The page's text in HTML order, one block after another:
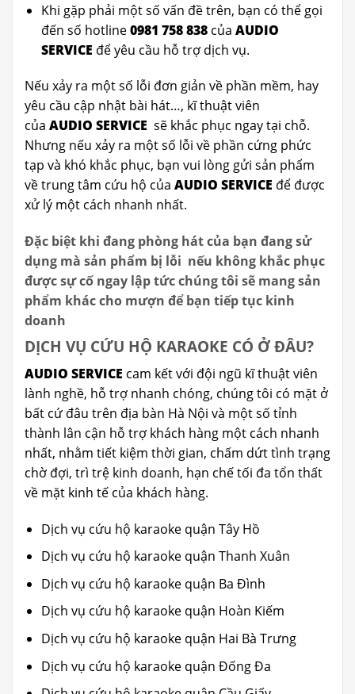
Khi gặp phải một số vấn đề trên, bạn có thể gọi
đến số hotline0981 758 838của AUDIO
SERVICE để yêu cầu hỗ trợ dịch vụ.
Nếu xảy ra một số lỗi đơn giản về phần mềm, hay
yêu cầu cập nhật bài hát…, kĩ thuật viên
của AUDIO SERVICE sẽ khắc phục ngay tại chỗ.
Nhưng nếu xảy ra một số lỗi về phần cứng phức
tạp và khó khắc phục, bạn vui lòng gửi sản phẩm
về trung tâm cứu hộ của AUDIO SERVICE để được
xử lý một cách nhanh nhất.
Đặc biệt khi đang phòng hát của bạn đang sử
dụng mà sản phẩm bị lỗi nếu không khắc phục
được sự cố ngay lập tức chúng tôi sẽ mang sản
phẩm khác cho mượn để bạn tiếp tục kinh
doanh
DỊCH VỤ CỨU HỘ KARAOKE CÓ Ở ĐÂU?
AUDIO SERVICE cam kết với đội ngũ kĩ thuật viên
lành nghề, hỗ trợ nhanh chóng, chúng tôi có mặt ở
bất cứ đâu trên địa bàn Hà Nội và một số tỉnh
thành lân cận hỗ trợ khách hàng một cách nhanh
nhất, nhằm tiết kiệm thời gian, chấm dứt tình trạng
chờ đợi, trì trệ kinh doanh, hạn chế tối đa tổn thất
về mặt kinh tế của khách hàng.
Dịch vụ cứu hộ karaoke quận Tây Hồ
Dịch vụ cứu hộ karaoke quận Thanh Xuân
Dịch vụ cứu hộ karaoke quận Ba Đình
Dịch vụ cứu hộ karaoke quận Hoàn Kiếm
Dịch vụ cứu hộ karaoke quận Hai Bà Trưng
Dịch vụ cứu hộ karaoke quận Đống Đa